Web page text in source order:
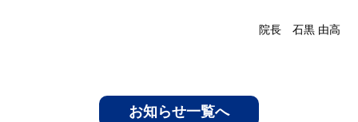
院長 石黒 由高
お知らせ一覧へ